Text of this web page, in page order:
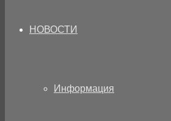
НОВОСТИ
Информация